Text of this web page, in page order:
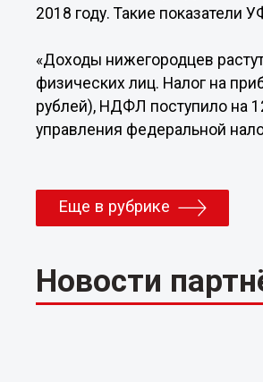
2018 году. Такие показатели
«Доходы нижегородцев
физических лиц. Налог на
рублей), НДФЛ поступило на
управления федеральной
Еще в рубрике
Новости